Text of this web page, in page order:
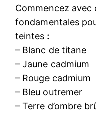
Commencez avec
fondamentales
teintes :
– Blanc de titane
– Jaune cadmium
– Rouge cadmium
– Bleu outremer
– Terre d’ombre